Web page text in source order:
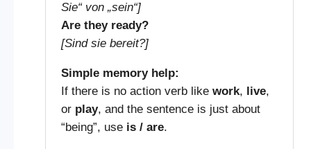
Sie“ von „sein“]
Are they ready?
[Sind sie bereit?]
Simple memory help:
If there is no action verb like work, live,
or play, and the sentence is just about
“being”, use is / are.